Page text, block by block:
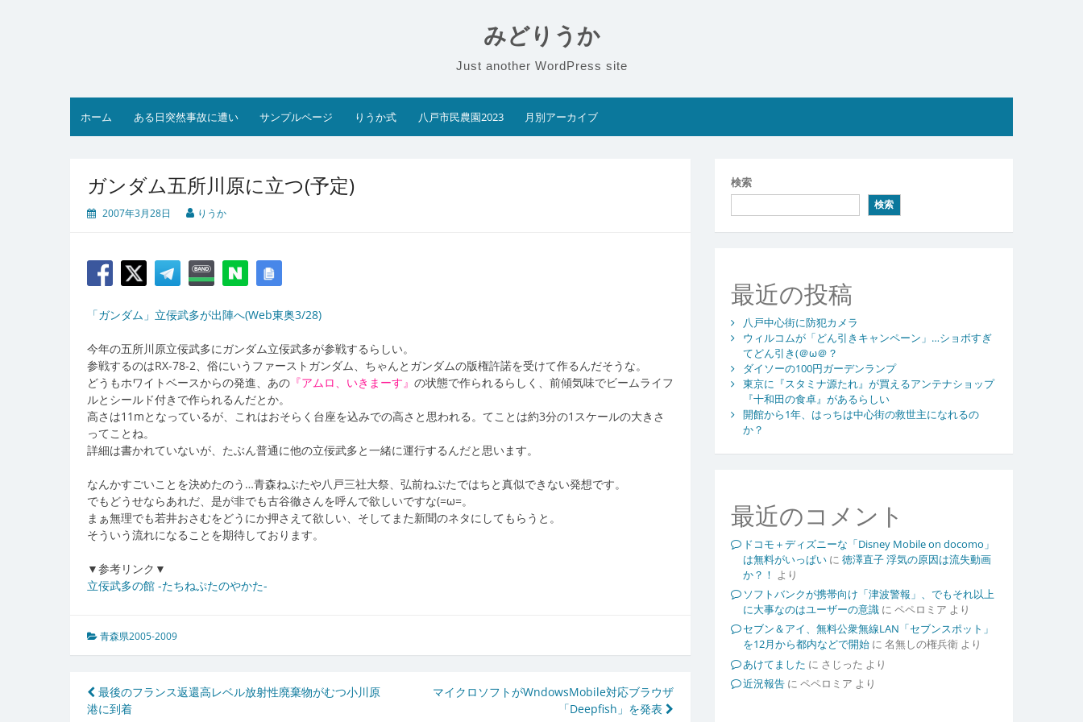
みどりうか
Just another WordPress site
ホーム ある日突然事故に遭い サンプルページ りうか式 八戸市民農園2023 月別アーカイブ
ガンダム五所川原に立つ(予定)
2007年3月28日 りうか
「ガンダム」立佞武多が出陣へ(Web東奥3/28)
今年の五所川原立佞武多にガンダム立佞武多が参戦するらしい。
参戦するのはRX-78-2、俗にいうファーストガンダム、ちゃんとガンダムの版権許諾を受けて作るんだそうな。
どうもホワイトベースからの発進、あの 『アムロ、いきまーす』 の状態で作られるらしく、前傾気味でビームライフ
ルとシールド付きで作られるんだとか。
高さは11mとなっているが、これはおそらく台座を込みでの高さと思われる。てことは約3分の1スケールの大きさ
ってことね。
詳細は書かれていないが、たぶん普通に他の立佞武多と一緒に運行するんだと思います。
なんかすごいことを決めたのう…青森ねぶたや八戸三社大祭、弘前ねぷたではちと真似できない発想です。
でもどうせならあれだ、是が非でも古谷徹さんを呼んで欲しいですな(=ω=。
まぁ無理でも若井おさむをどうにか押さえて欲しい、そしてまた新聞のネタにしてもらうと。
そういう流れになることを期待しております。
▼参考リンク▼
立佞武多の館 -たちねぷたのやかた-
青森県2005-2009
投最後のフランス返還高レベル放射性廃棄物がむつ小川原
港に到着
マイクロソフトがWndowsMobile対応ブラウザ
「Deepfish」を発表
検索
検索
最近の投稿
八戸中心街に防犯カメラ
ウィルコムが「どん引きキャンペーン」…ショボすぎ
てどん引き(＠ω＠？
ダイソーの100円ガーデンランプ
東京に『スタミナ源たれ』が買えるアンテナショップ
『十和田の食卓』があるらしい
開館から1年、はっちは中心街の救世主になれるの
か？
最近のコメント
ドコモ＋ディズニーな「Disney Mobile on docomo」
は無料がいっぱいに 徳澤直子 浮気の原因は流失動画
か？！ より
ソフトバンクが携帯向け「津波警報」、でもそれ以上
に大事なのはユーザーの意識に ペペロミア より
セブン＆アイ、無料公衆無線LAN「セブンスポット」
を12月から都内などで開始に 名無しの権兵衛より
あけてました に さじった より
近況報告に ペペロミア より